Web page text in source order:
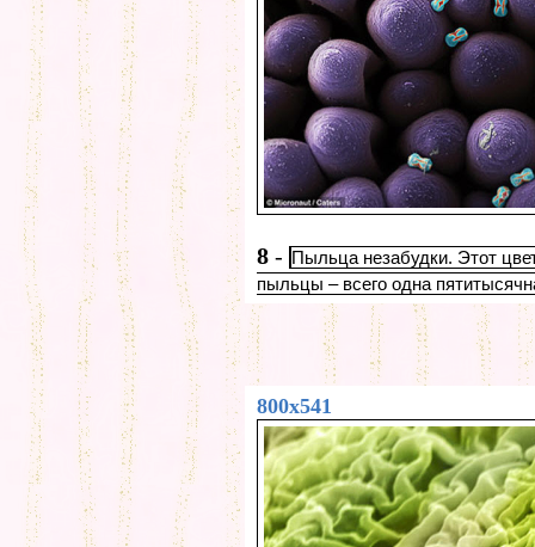
8 - Пыльца незабудки. Этот
пыльцы – всего одна
800x541